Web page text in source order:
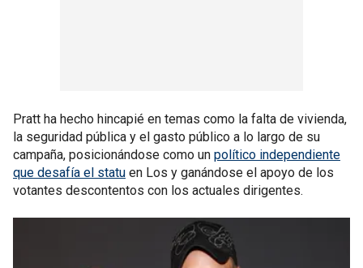
Pratt ha hecho hincapié en temas como la falta de vivienda,
la seguridad pública y el gasto público a lo largo de su
campaña, posicionándose como un político independiente
que desafía el statu en Los y ganándose el apoyo de los
votantes descontentos con los actuales dirigentes.